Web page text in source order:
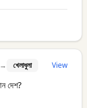
→ খেলাধুলা View
দেশ?